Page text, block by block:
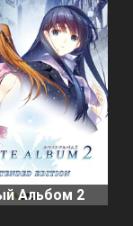
Альбом 2